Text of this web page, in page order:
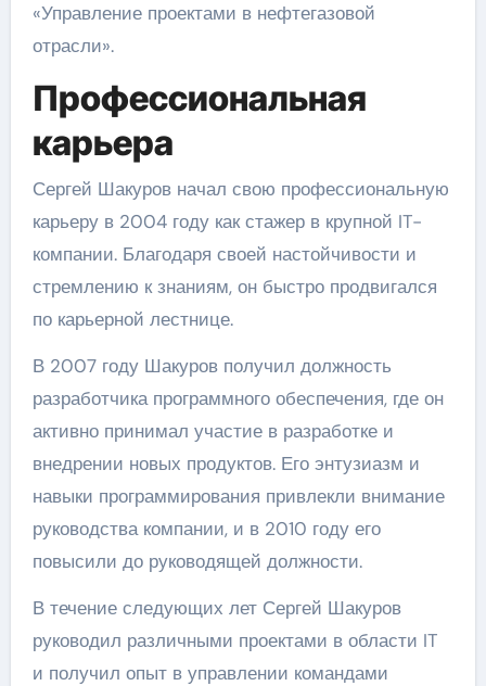
«Управление проектами в нефтегазовой
отрасли».
Профессиональная
карьера
Сергей Шакуров начал свою профессиональную
карьеру в 2004 году как стажер в крупной IT-
компании. Благодаря своей настойчивости и
стремлению к знаниям, он быстро продвигался
по карьерной лестнице.
В 2007 году Шакуров получил должность
разработчика программного обеспечения, где он
активно принимал участие в разработке и
внедрении новых продуктов. Его энтузиазм и
навыки программирования привлекли внимание
руководства компании, и в 2010 году его
повысили до руководящей должности.
В течение следующих лет Сергей Шакуров
руководил различными проектами в области IT
и получил опыт в управлении командами